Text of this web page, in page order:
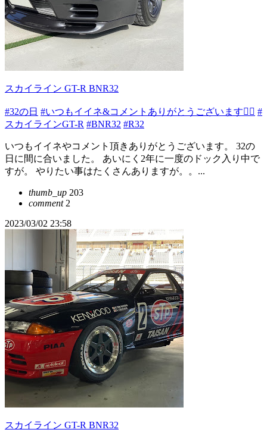
スカイライン GT-R BNR32
#32の日 #いつもイイネ&コメントありがとうございます🙇‍♂️ #
スカイラインGT-R #BNR32 #R32
いつもイイネやコメント頂きありがとうございます。 32の
日に間に合いました。 あいにく2年に一度のドック入り中で
すが。 やりたい事はたくさんありますが。。...
thumb_up 203
comment2
2023/03/02 23:58
スカイライン GT-R BNR32